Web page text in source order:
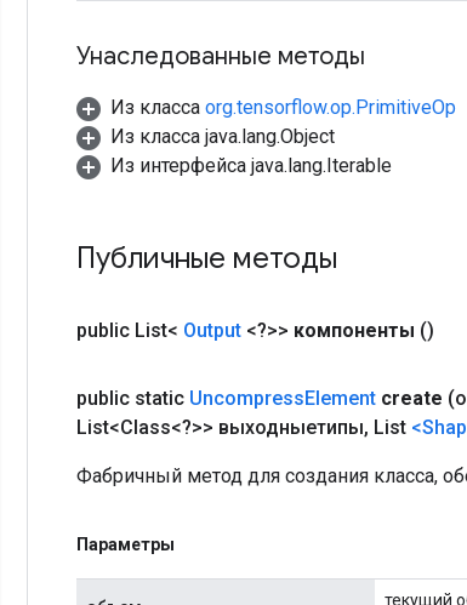
Унаследованные методы
Из класса org.tensorflow.op.PrimitiveOp
Из класса java.lang.Object
Из интерфейса java.lang.Iterable
Публичные методы
public List< Output <?>> компоненты ()
public static UncompressElement create
List<Class<?>> выходныетипы, List
Фабричный метод для создания класса,
Параметры
текущий